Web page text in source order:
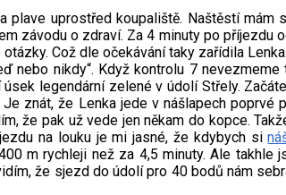
uprostřed koupaliště. Naštěstí mám
závodu o zdraví. Za 4 minuty po příjezdu
Což dle očekávání taky zařídila Lenka.
nebo nikdy“. Když kontrolu 7
legendární zelené v údolí Střely.
znát, že Lenka jede v nášlapech poprvé
že pak už vede jen někam do kopce.
na louku je mi jasné, že kdybych si
m rychleji než za 4,5 minuty. Ale takhle
že sjezd do údolí pro 40 bodů nám